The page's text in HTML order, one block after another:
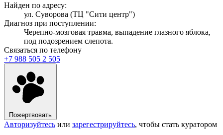
Найден по адресу:
ул. Суворова (ТЦ "Сити центр")
Диагноз при поступлении:
Черепно-мозговая травма, выпадение глазного яблока,
под подозрением слепота.
Связаться по телефону
+7 988 505 2 505
Пожертвовать
Авторизуйтесь или зарегестрируйтесь, чтобы стать куратором